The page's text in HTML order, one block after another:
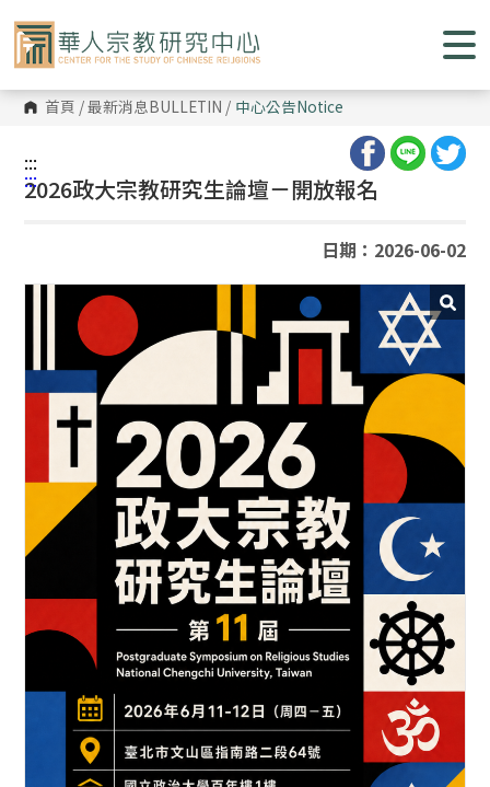
到
主
要
內
容
區 首頁 /最新消息BULLETIN / 中心公告Notice
:::
:::
2026政大宗教研究生論壇－開放報名
日期：2026-06-02